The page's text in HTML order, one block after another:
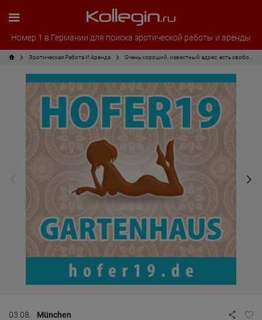
Номер 1 в Германии для поиска эротической работы и аренды
Эротическая Pабота И Аренда
03.08. München